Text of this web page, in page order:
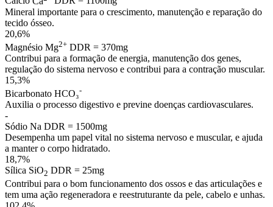
Mineral importante para o crescimento, manutenção e reparação do
tecido ósseo.
20,6%
Magnésio Mg2+ DDR = 370mg
Contribui para a formação de energia, manutenção dos genes,
regulação do sistema nervoso e contribui para a contração muscular.
15,3%
Bicarbonato HCO₃-
Auxilia o processo digestivo e previne doenças cardiovasculares.
-
Sódio Na DDR = 1500mg
Desempenha um papel vital no sistema nervoso e muscular, e ajuda
a manter o corpo hidratado.
18,7%
Sílica SiO2 DDR = 25mg
Contribui para o bom funcionamento dos ossos e das articulações e
tem uma ação regeneradora e reestruturante da pele, cabelo e unhas.